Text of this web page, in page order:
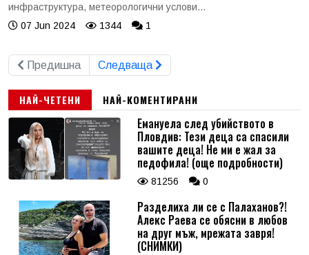
инфраструктура, метеорологични услови...
07 Jun 2024
1344 1
Предишна Следваща
НАЙ-ЧЕТЕНИ НАЙ-КОМЕНТИРАНИ
Емануела след убийството в
Пловдив: Тези деца са спасили
вашите деца! Не ми е жал за
педофила! (още подробности)
81256 0
Разделиха ли се с Палаханов?!
Алекс Раева се обясни в любов
на друг мъж, мрежата завря!
(СНИМКИ)